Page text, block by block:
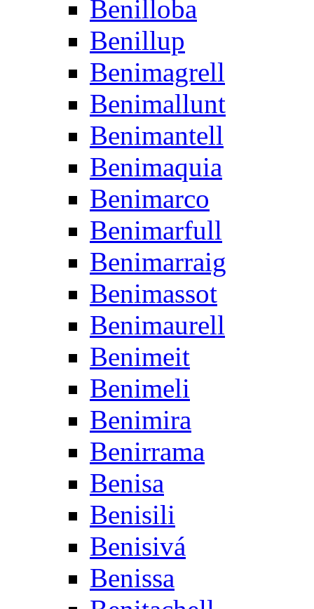
Benilloba
Benillup
Benimagrell
Benimallunt
Benimantell
Benimaquia
Benimarco
Benimarfull
Benimarraig
Benimassot
Benimaurell
Benimeit
Benimeli
Benimira
Benirrama
Benisa
Benisili
Benisivá
Benissa